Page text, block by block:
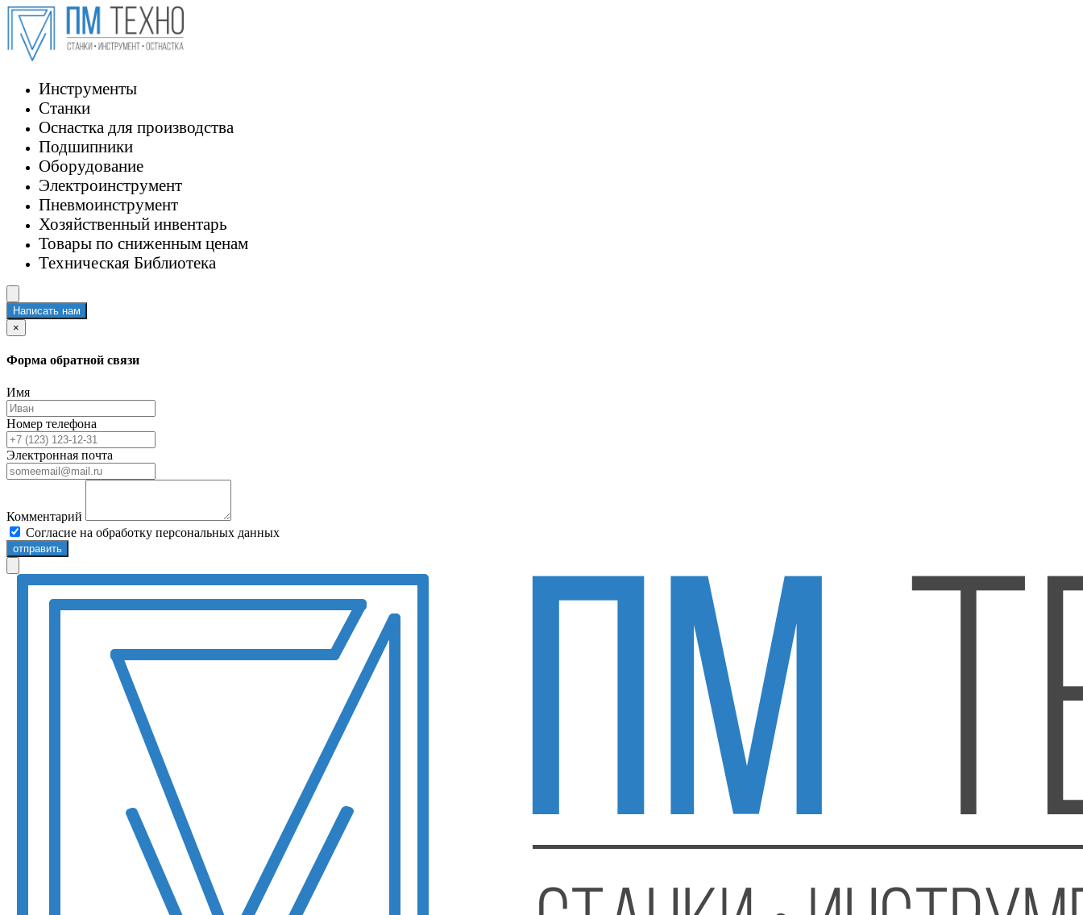
Инструменты
Станки
Оснастка для производства
Подшипники
Оборудование
Электроинструмент
Пневмоинструмент
Хозяйственный инвентарь
Товары по сниженным ценам
Техническая Библиотека
Написать нам
×
Форма обратной связи
Имя
Номер телефона
Электронная почта
Комментарий
Согласие на обработку персональных данных
отправить